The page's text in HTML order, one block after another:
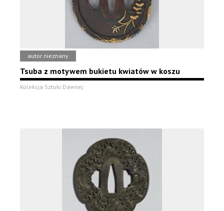
autor nieznany
Tsuba z motywem bukietu kwiatów w koszu
Kolekcja Sztuki Dawnej